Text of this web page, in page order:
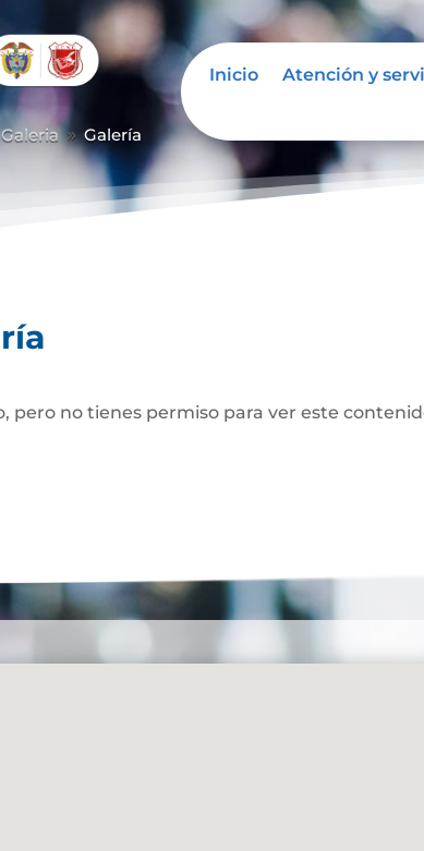
Inicio Atención y
Galeria 9 Galería
pero no tienes permiso para ver este